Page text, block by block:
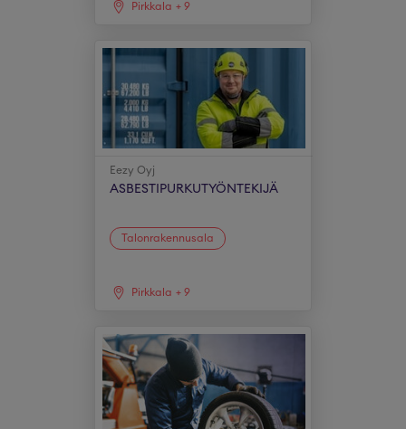
Pirkkala + 9
Eezy Oyj
ASBESTIPURKUTYÖNTEKIJÄ
Talonrakennusala
Pirkkala + 9